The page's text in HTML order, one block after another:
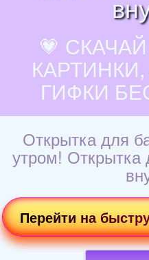
💗
ГИФКИ
Открытка для
утром! Открытка
Перейти на